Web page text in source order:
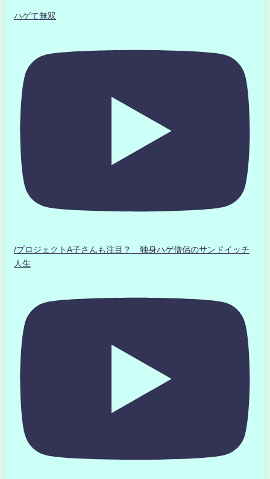
ハゲて無双
/プロジェクトA子さんも注目？ 独身ハゲ僧侶のサンドイッチ
人生